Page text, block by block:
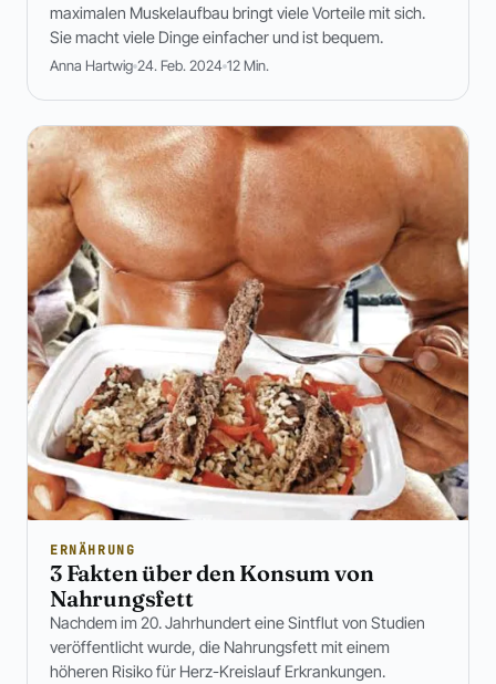
maximalen Muskelaufbau bringt viele Vorteile mit sich.
Sie macht viele Dinge einfacher und ist bequem.
Anna Hartwig 24. Feb. 2024 12 Min.
ERNÄHRUNG
3 Fakten über den Konsum von
Nahrungsfett
Nachdem im 20. Jahrhundert eine Sintflut von Studien
veröffentlicht wurde, die Nahrungsfett mit einem
höheren Risiko für Herz-Kreislauf Erkrankungen.